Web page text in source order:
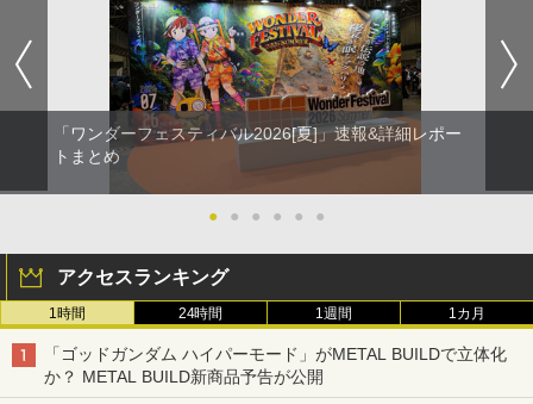
「ワンダーフェスティバル2026[夏]」速報&詳細レポー
トまとめ
● ● ● ● ● ●
アクセスランキング
1時間 24時間 1週間 1カ月
「ゴッドガンダム ハイパーモード」がMETAL BUILDで立体化
か？ METAL BUILD新商品予告が公開